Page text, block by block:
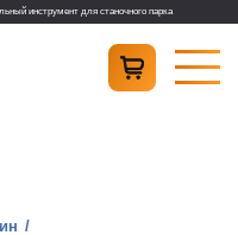
инструмент для станочного парка